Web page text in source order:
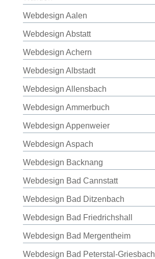
Webdesign Aalen
Webdesign Abstatt
Webdesign Achern
Webdesign Albstadt
Webdesign Allensbach
Webdesign Ammerbuch
Webdesign Appenweier
Webdesign Aspach
Webdesign Backnang
Webdesign Bad Cannstatt
Webdesign Bad Ditzenbach
Webdesign Bad Friedrichshall
Webdesign Bad Mergentheim
Webdesign Bad Peterstal-Griesbach